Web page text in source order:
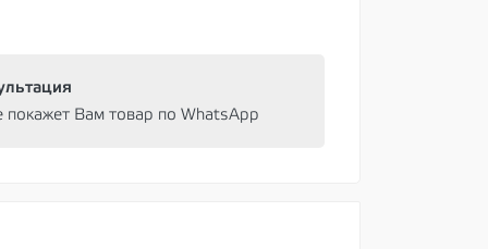
покажет Вам товар по WhatsApp